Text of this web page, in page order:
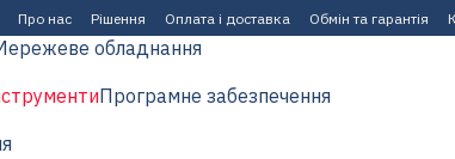
Про нас Рішення Оплата і доставка Обмін та гарантія
обладнання
Програмне забезпечення